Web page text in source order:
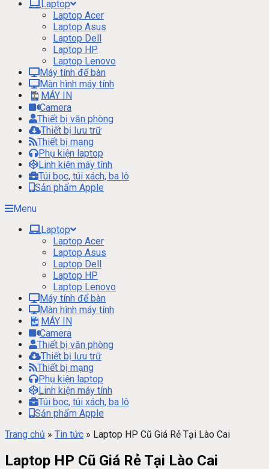
Laptop
Laptop Acer
Laptop Asus
Laptop Dell
Laptop HP
Laptop Lenovo
Máy tính để bàn
Màn hình máy tính
MÁY IN
Camera
Thiết bị văn phòng
Thiết bị lưu trữ
Thiết bị mạng
Phụ kiện laptop
Linh kiện máy tính
Túi bọc, túi xách, ba lô
Sản phẩm Apple
Menu
Laptop
Laptop Acer
Laptop Asus
Laptop Dell
Laptop HP
Laptop Lenovo
Máy tính để bàn
Màn hình máy tính
MÁY IN
Camera
Thiết bị văn phòng
Thiết bị lưu trữ
Thiết bị mạng
Phụ kiện laptop
Linh kiện máy tính
Túi bọc, túi xách, ba lô
Sản phẩm Apple
Trang chủ » Tin tức » Laptop HP Cũ Giá Rẻ Tại Lào Cai
Laptop HP Cũ Giá Rẻ Tại Lào Cai